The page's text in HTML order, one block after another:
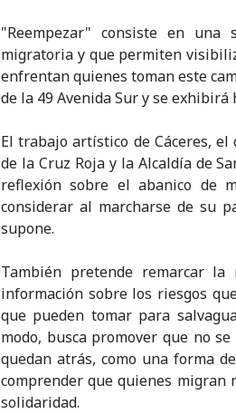
"Reempezar" consiste en
migratoria y que permiten
enfrentan quienes toman este
de la 49 Avenida Sur y se exhibirá
El trabajo artístico de Cáceres,
de la Cruz Roja y la Alcaldía de
reflexión sobre el abanico de
considerar al marcharse de su
supone.
También pretende remarcar
información sobre los riesgos
que pueden tomar para
modo, busca promover que no
quedan atrás, como una forma
comprender que quienes migran
solidaridad.